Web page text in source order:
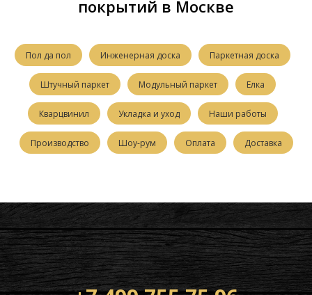
покрытий в Москве
Пол да пол Инженерная доска Паркетная доска
Штучный паркет Модульный паркет Елка
Кварцвинил Укладка и уход Наши работы
Производство Шоу-рум Оплата Доставка